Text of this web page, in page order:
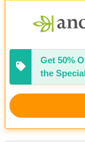
Get 50%
the